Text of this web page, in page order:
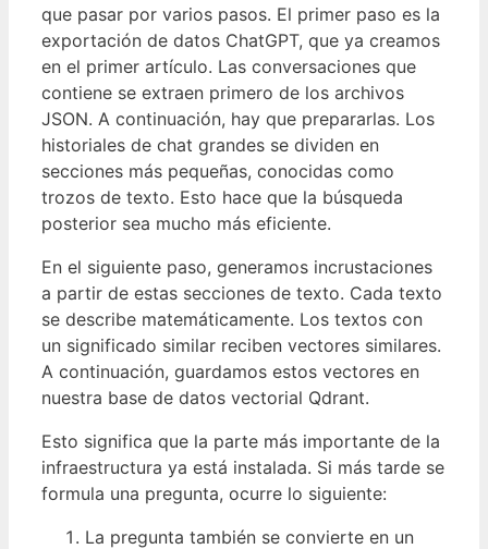
que pasar por varios pasos. El primer paso es la
exportación de datos ChatGPT, que ya creamos
en el primer artículo. Las conversaciones que
contiene se extraen primero de los archivos
JSON. A continuación, hay que prepararlas. Los
historiales de chat grandes se dividen en
secciones más pequeñas, conocidas como
trozos de texto. Esto hace que la búsqueda
posterior sea mucho más eficiente.
En el siguiente paso, generamos incrustaciones
a partir de estas secciones de texto. Cada texto
se describe matemáticamente. Los textos con
un significado similar reciben vectores similares.
A continuación, guardamos estos vectores en
nuestra base de datos vectorial Qdrant.
Esto significa que la parte más importante de la
infraestructura ya está instalada. Si más tarde se
formula una pregunta, ocurre lo siguiente:
La pregunta también se convierte en un